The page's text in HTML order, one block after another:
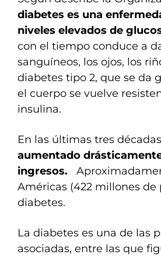
diabetes es una
niveles elevados de
con el tiempo conduce a
sanguíneos, los ojos, los
diabetes tipo 2, que se da
el cuerpo se vuelve
insulina.
En las últimas tres
aumentado
ingresos.
Américas (422 millones
diabetes.
La diabetes es una de las
asociadas, entre las que